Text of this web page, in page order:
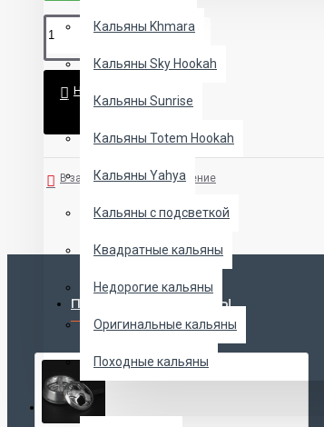
Кальяны Khmara
Кальяны Sky Hookah
Кальяны Sunrise
Кальяны Totem Hookah
Кальяны Yahya
Кальяны с подсветкой
Квадратные кальяны
Недорогие кальяны
Оригинальные кальяны
Походные кальяны
ЧАШИ
НЕТ В НАЛИЧИИ
В закладки В сравнение
ПОПУЛЯРНЫЕ ТОВАРЫ